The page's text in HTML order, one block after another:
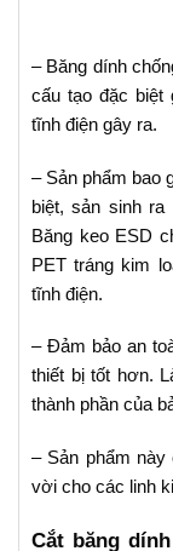
– Băng dính
cấu tạo đặc biệt
tĩnh điện gây ra.
– Sản phẩm bao
biệt, sản sinh
Băng keo ESD
PET tráng kim
tĩnh điện.
– Đảm bảo an
thiết bị tốt hơn.
thành phần của
– Sản phẩm này
vời cho các linh
Cắt băng